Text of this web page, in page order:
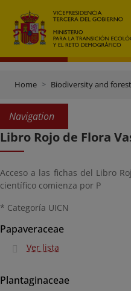
Home Biodiversity and
Navigation
Libro Rojo de Flora
Acceso a las fichas del Libro
científico comienza por P
* Categoría UICN
Papaveraceae
Ver lista
Plantaginaceae